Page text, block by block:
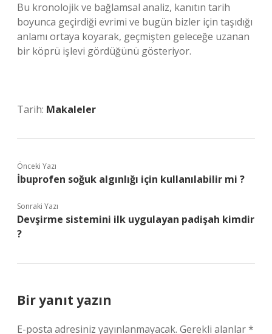
Bu kronolojik ve bağlamsal analiz, kanıtın tarih
boyunca geçirdiği evrimi ve bugün bizler için taşıdığı
anlamı ortaya koyarak, geçmişten geleceğe uzanan
bir köprü işlevi gördüğünü gösteriyor.
Tarih: Makaleler
Önceki Yazı
İbuprofen soğuk algınlığı için kullanılabilir mi ?
Sonraki Yazı
Devşirme sistemini ilk uygulayan padişah kimdir
?
Bir yanıt yazın
E-posta adresiniz yayınlanmayacak. Gerekli alanlar*